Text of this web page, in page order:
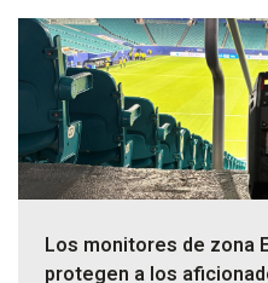
Los monitores de zona
protegen a los